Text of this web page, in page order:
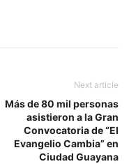
Next article
Más de 80 mil personas
asistieron a la Gran
Convocatoria de “El
Evangelio Cambia” en
Ciudad Guayana